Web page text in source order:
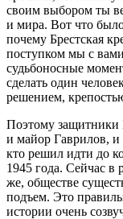
своим выбором ты
и мира. Вот что
почему Брестская
поступком мы с
судьбоносные
сделать один
решением,
Поэтому защитники
и майор Гаврилов, и
кто решил идти до
1945 года. Сейчас в
же, обществе
подъем. Это
истории очень